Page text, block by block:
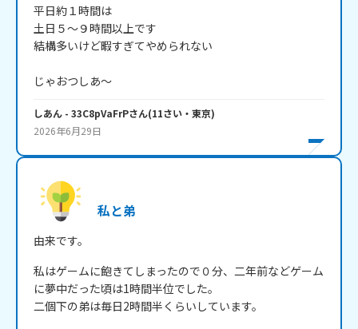
平日約１時間は
土日５～９時間以上です
結構多いけど暇すぎてやめられない
じゃおつしあ～
しあん - 33C8pVaFrPさん(11さい・ 東京)
2026年6月29日
私と弟
由来です。
私はゲームに飽きてしまったので０分、二年前などゲーム
に夢中だった頃は1時間半位でした。
二個下の弟は毎日2時間半くらいしています。